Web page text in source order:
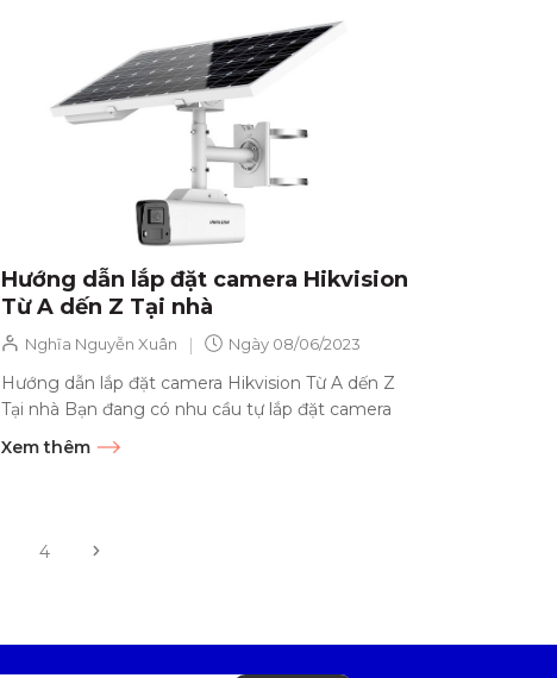
Hướng dẫn lắp đặt camera Hikvision
Từ A dến Z Tại nhà
Nghĩa Nguyễn Xuân | Ngày 08/06/2023
Hướng dẫn lắp đặt camera Hikvision Từ A dến Z
Tại nhà Bạn đang có nhu cầu tự lắp đặt camera
Xem thêm
4